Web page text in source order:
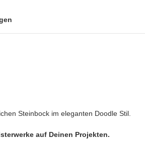
Steinbock im eleganten Doodle Stil.
auf Deinen Projekten.